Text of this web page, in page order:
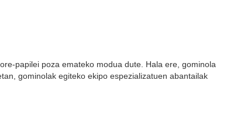
papilei poza emateko modua dute. Hala ere, gominola
gominolak egiteko ekipo espezializatuen abantailak